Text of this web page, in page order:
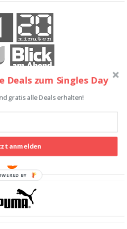
zum Singles Day
gratis alle Deals erhalten!
anmelden
BY